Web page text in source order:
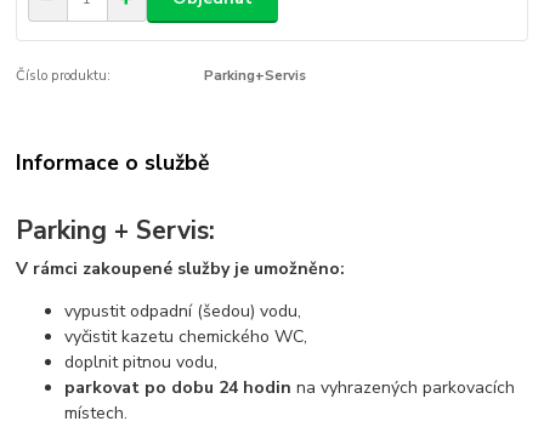
Číslo produktu: Parking+Servis
Informace o službě
Parking + Servis:
V rámci zakoupené služby je umožněno:
vypustit odpadní (šedou) vodu,
vyčistit kazetu chemického WC,
doplnit pitnou vodu,
parkovat po dobu 24 hodin na vyhrazených parkovacích
místech.